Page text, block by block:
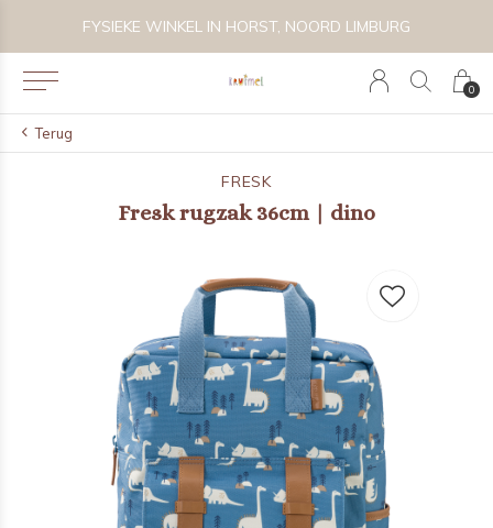
0
FYSIEKE WINKEL IN HORST, NOORD LIMBURG
Terug
FRESK
Fresk rugzak 36cm | dino